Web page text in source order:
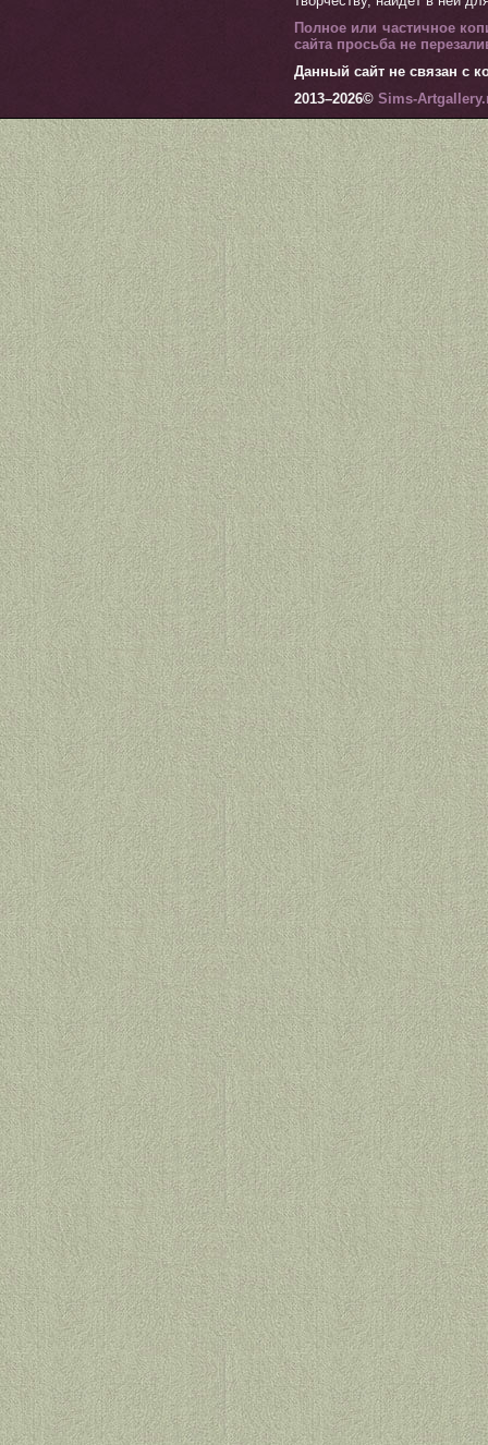
Полное или частичное
сайта просьба не
Данный сайт не связан с
2013–2026© Sims-